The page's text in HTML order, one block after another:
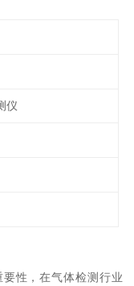
仪
要性，在气体检测行业